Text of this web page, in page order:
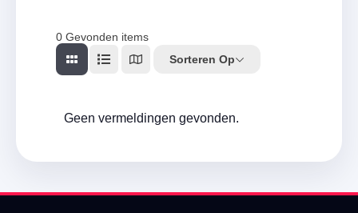
0 Gevonden items
Sorteren Op
Geen vermeldingen gevonden.